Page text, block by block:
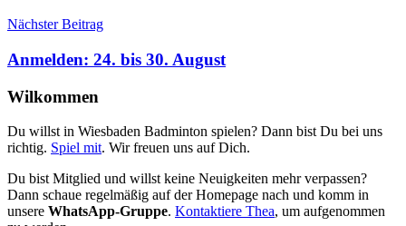
Nächster Beitrag
Anmelden: 24. bis 30. August
Wilkommen
Du willst in Wiesbaden Badminton spielen? Dann bist Du bei uns
richtig. Spiel mit. Wir freuen uns auf Dich.
Du bist Mitglied und willst keine Neuigkeiten mehr verpassen?
Dann schaue regelmäßig auf der Homepage nach und komm in
unsere WhatsApp-Gruppe. Kontaktiere Thea, um aufgenommen